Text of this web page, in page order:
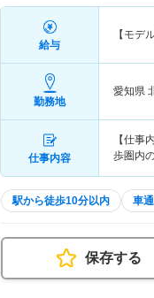
給与
【モデ
勤務地
愛知県
仕事内容
【仕事
歩圏内
駅から徒歩10分以内 車
保存する